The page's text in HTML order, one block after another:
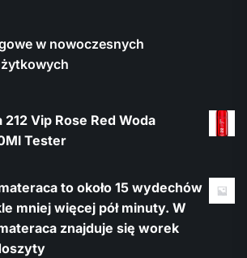
w nowoczesnych
Vip Rose Red Woda
Tester
to około 15 wydechów
mniej więcej pół minuty. W
znajduje się worek